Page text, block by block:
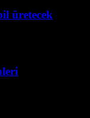
üretecek